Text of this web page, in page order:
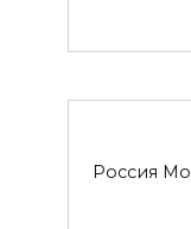
Россия